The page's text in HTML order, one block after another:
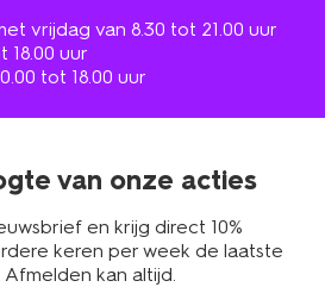
vrijdag van 8.30 tot 21.00 uur
18.00 uur
tot 18.00 uur
van onze acties
en krijg direct 10%
keren per week de laatste
kan altijd.